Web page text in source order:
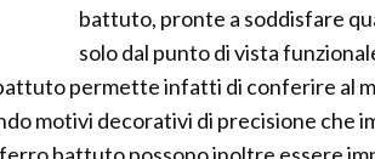
battuto, pronte a soddisfare
solo dal punto di vista
permette infatti di conferire al
motivi decorativi di precisione che